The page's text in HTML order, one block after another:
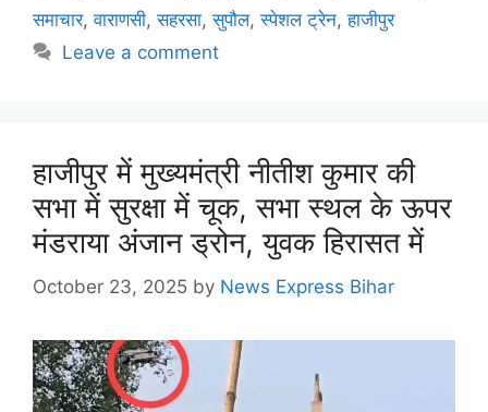
समाचार,वाराणसी,सहरसा,सुपौल,स्पेशल ट्रेन,हाजीपुर
Leave a comment
हाजीपुर में मुख्यमंत्री नीतीश कुमार की
सभा में सुरक्षा में चूक, सभा स्थल के ऊपर
मंडराया अंजान ड्रोन, युवक हिरासत में
October 23, 2025 by News Express Bihar